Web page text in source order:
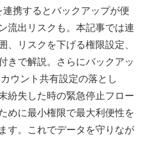
携するとバックアップが便
流出リスクも。本記事では連
、リスクを下げる権限設定、
きで解説。さらにバックアッ
ウント共有設定の落とし
紛失した時の緊急停止フロー
めに最小権限で最大利便性を
す。これでデータを守りなが